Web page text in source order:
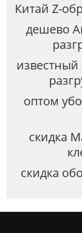
Китай Z-
дешево
оптом
скидка
скидка